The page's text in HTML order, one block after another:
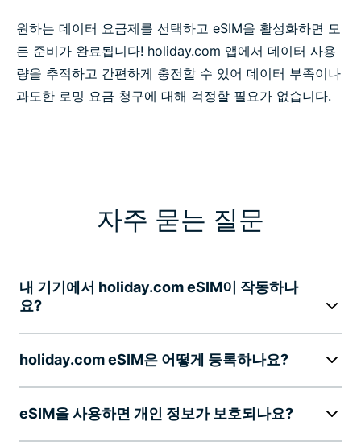
원하는 데이터 요금제를 선택하고 eSIM을 활성화하면 모
든 준비가 완료됩니다! holiday.com 앱에서 데이터 사용
량을 추적하고 간편하게 충전할 수 있어 데이터 부족이나
과도한 로밍 요금 청구에 대해 걱정할 필요가 없습니다.
자주 묻는 질문
내 기기에서 holiday.com eSIM이 작동하나
요?
holiday.com eSIM은 어떻게 등록하나요?
eSIM을 사용하면 개인 정보가 보호되나요?